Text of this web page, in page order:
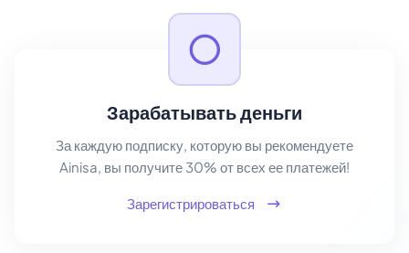
Зарабатывать деньги
За каждую подписку, которую вы рекомендуете
Ainisa, вы получите 30% от всех ее платежей!
Зарегистрироваться